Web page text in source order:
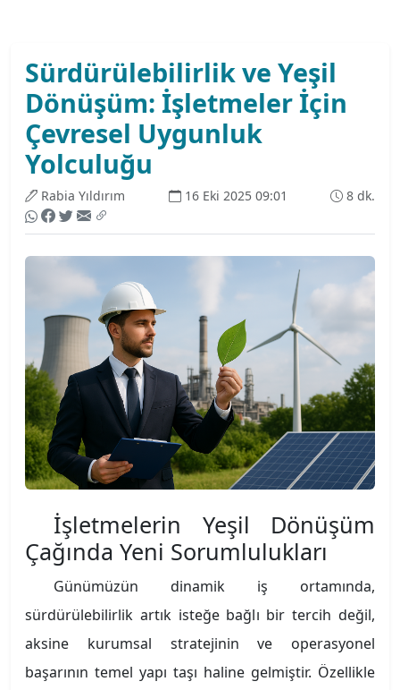
Sürdürülebilirlik ve Yeşil
Dönüşüm: İşletmeler İçin
Çevresel Uygunluk
Yolculuğu
Rabia Yıldırım 16 Eki 2025 09:01 8 dk.
İşletmelerin Yeşil Dönüşüm
Çağında Yeni Sorumlulukları
Günümüzün dinamik iş ortamında,
sürdürülebilirlik artık isteğe bağlı bir tercih değil,
aksine kurumsal stratejinin ve operasyonel
başarının temel yapı taşı haline gelmiştir. Özellikle